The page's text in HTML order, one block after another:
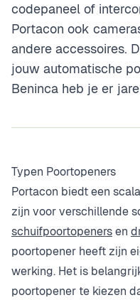
codepaneel of
Portacon ook
andere accessoires.
jouw automatische
Beninca heb je er
Typen Poortopeners
Portacon biedt een
zijn voor verschillende
schuifpoortopenersen
poortopener heeft zijn
werking. Het is
poortopener te kiezen